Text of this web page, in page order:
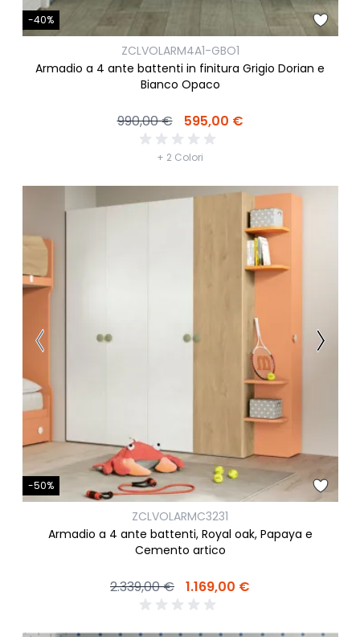
-40%
ZCLVOLARM4A1-GBO1
Armadio a 4 ante battenti in finitura Grigio Dorian e
Bianco Opaco
990,00 € 595,00 €
+ 2 Colori
-50%
ZCLVOLARMC3231
Armadio a 4 ante battenti, Royal oak, Papaya e
Cemento artico
2.339,00 € 1.169,00 €